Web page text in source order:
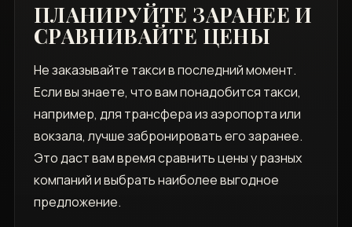
ПЛАНИРУЙТЕ ЗАРАНЕЕ И
СРАВНИВАЙТЕ ЦЕНЫ
Не заказывайте такси в последний момент.
Если вы знаете, что вам понадобится такси,
например, для трансфера из аэропорта или
вокзала, лучше забронировать его заранее.
Это даст вам время сравнить цены у разных
компаний и выбрать наиболее выгодное
предложение.